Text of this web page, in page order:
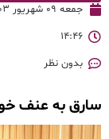
جمعه ۰۹ شهریور ۱۴۰۳
۱۴:۴۶
بدون نظر
سارق به عنف